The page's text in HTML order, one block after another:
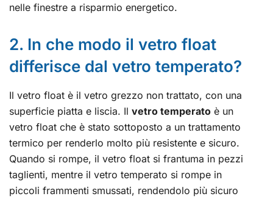
nelle finestre a risparmio energetico.
2. In che modo il vetro float
differisce dal vetro temperato?
Il vetro float è il vetro grezzo non trattato, con una
superficie piatta e liscia. Il vetro temperato è un
vetro float che è stato sottoposto a un trattamento
termico per renderlo molto più resistente e sicuro.
Quando si rompe, il vetro float si frantuma in pezzi
taglienti, mentre il vetro temperato si rompe in
piccoli frammenti smussati, rendendolo più sicuro